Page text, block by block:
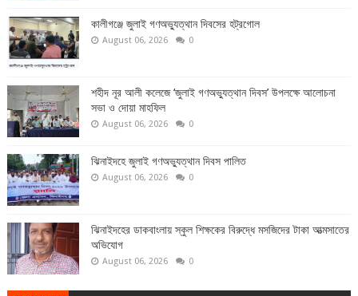
কালীগঞ্জে জুলাই গণঅভ্যুত্থান দিবসের হট্রগোল
August 06, 2026 0
শহীদ নূর আলী কলেজে ‘জুলাই গণঅভ্যুত্থান দিবস’ উপলক্ষে আলোচনা
সভা ও দোয়া মাহফিল
August 06, 2026 0
ঝিনাইদহে জুলাই গণঅভ্যুত্থান দিবস পালিত
August 06, 2026 0
ঝিনাইদহের ডাকবাংলায় স্কুল শিক্ষকের বিরুদ্ধে মসজিদের টাকা আত্মসাতের
অভিযোগ
August 06, 2026 0